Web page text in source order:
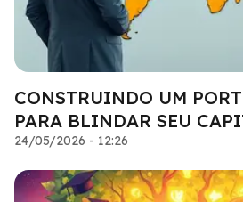
CONSTRUINDO UM
PARA BLINDAR SEU
24/05/2026 - 12:26